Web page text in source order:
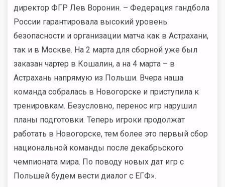
директор ФГР Лев Воронин. – Федерация гандбола
России гарантировала высокий уровень
безопасности и организации матча как в Астрахани,
так и в Москве. На 2 марта для сборной уже был
заказан чартер в Кошалин, а на 4 марта – в
Астрахань напрямую из Польши. Вчера наша
команда собралась в Новогорске и приступила к
тренировкам. Безусловно, перенос игр нарушил
планы подготовки. Теперь игроки продолжат
работать в Новогорске, тем более это первый сбор
национальной команды после декабрьского
чемпионата мира. По поводу новых дат игр с
Польшей будем вести диалог с ЕГФ».